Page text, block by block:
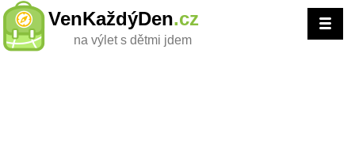
VenKaždýDen.cz
na výlet s dětmi jdem